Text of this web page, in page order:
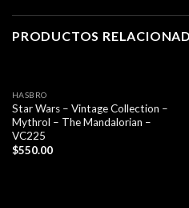
PRODUCTOS
HASBRO
Star Wars – Vintage Collection –
Mythrol – The Mandalorian –
VC225
$550.00